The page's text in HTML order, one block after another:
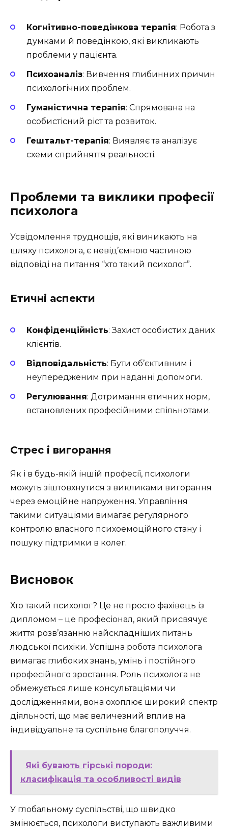
Когнітивно-поведінкова терапія: Робота з
думками й поведінкою, які викликають
проблеми у пацієнта.
Психоаналіз: Вивчення глибинних причин
психологічних проблем.
Гуманістична терапія: Спрямована на
особистісний ріст та розвиток.
Гештальт-терапія: Виявляє та аналізує
схеми сприйняття реальності.
Проблеми та виклики професії
психолога
Усвідомлення труднощів, які виникають на
шляху психолога, є невід’ємною частиною
відповіді на питання “хто такий психолог”.
Етичні аспекти
Конфіденційність: Захист особистих даних
клієнтів.
Відповідальність: Бути об’єктивним і
неупередженим при наданні допомоги.
Регулювання: Дотримання етичних норм,
встановлених професійними спільнотами.
Стрес і вигорання
Як і в будь-якій іншій професії, психологи
можуть зіштовхнутися з викликами вигорання
через емоційне напруження. Управління
такими ситуаціями вимагає регулярного
контролю власного психоемоційного стану і
пошуку підтримки в колег.
Висновок
Хто такий психолог? Це не просто фахівець із
дипломом – це професіонал, який присвячує
життя розв’язанню найскладніших питань
людської психіки. Успішна робота психолога
вимагає глибоких знань, умінь і постійного
професійного зростання. Роль психолога не
обмежується лише консультаціями чи
дослідженнями, вона охоплює широкий спектр
діяльності, що має величезний вплив на
індивідуальне та суспільне благополуччя.
Які бувають гірські породи:
класифікація та особливості видів
У глобальному суспільстві, що швидко
змінюється, психологи виступають важливими